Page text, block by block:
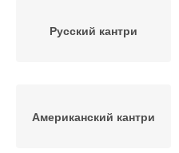
Русский кантри
Американский кантри